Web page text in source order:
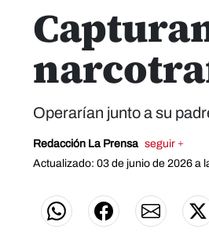
Operarían junto a su
Redacción La Prensa seguir +
Actualizado: 03 de junio de 2026 a